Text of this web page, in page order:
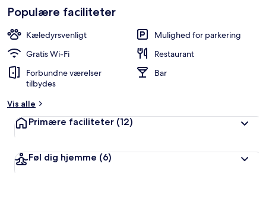
Populære faciliteter
Kæledyrsvenligt
Mulighed for parkering
Gratis Wi-Fi
Restaurant
Forbundne værelser
tilbydes
Bar
Vis alle
Primære faciliteter (12)
Føl dig hjemme (6)